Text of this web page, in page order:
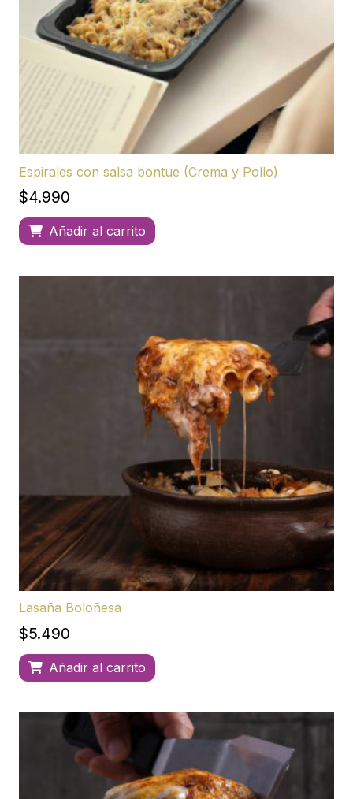
Espirales con salsa bontue (Crema y Pollo)
$4.990
Añadir al carrito
Lasaña Boloñesa
$5.490
Añadir al carrito